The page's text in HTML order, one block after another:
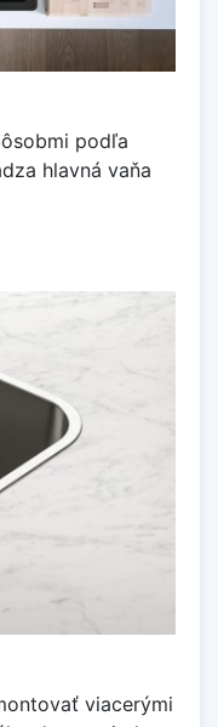
podľa
hlavná vaňa
viacerými